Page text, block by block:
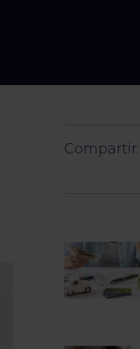
Compartir: